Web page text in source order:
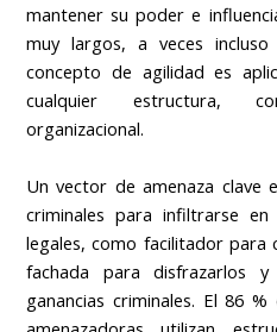
mantener su poder e
muy largos, a veces
concepto de agilidad es
cualquier estructura,
organizacional.
Un vector de amenaza clave
criminales para infiltrarse
legales, como facilitador para
fachada para disfrazarlos
ganancias criminales. El 86